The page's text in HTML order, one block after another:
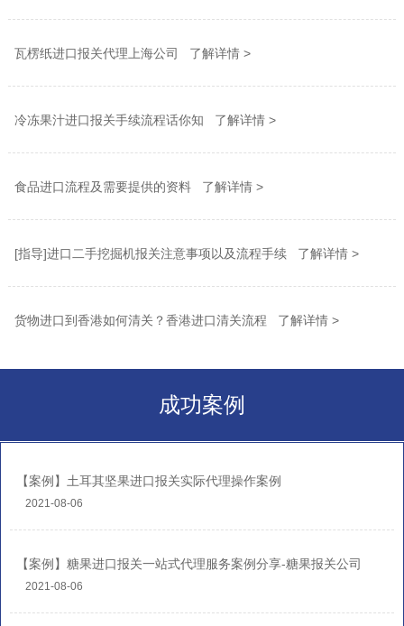
瓦楞纸进口报关代理上海公司 了解详情 >
冷冻果汁进口报关手续流程话你知 了解详情 >
食品进口流程及需要提供的资料 了解详情 >
[指导]进口二手挖掘机报关注意事项以及流程手续 了解详情 >
货物进口到香港如何清关？香港进口清关流程 了解详情 >
成功案例
【案例】土耳其坚果进口报关实际代理操作案例
2021-08-06
【案例】糖果进口报关一站式代理服务案例分享-糖果报关公司
2021-08-06